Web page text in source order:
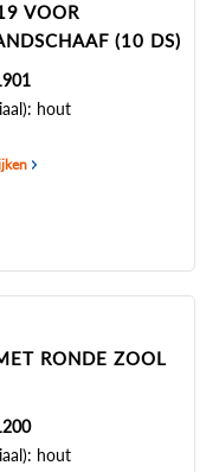
VOOR
(10 DS)
hout
RONDE ZOOL
hout